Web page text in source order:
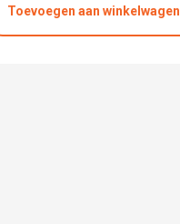
Toevoegen aan winkelwagen